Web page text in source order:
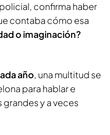
confirma haber
contaba cómo esa
o imaginación?
año, una multitud se
para hablar e
grandes y a veces